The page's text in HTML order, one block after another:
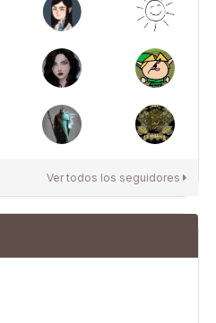
Ver todos los seguidores